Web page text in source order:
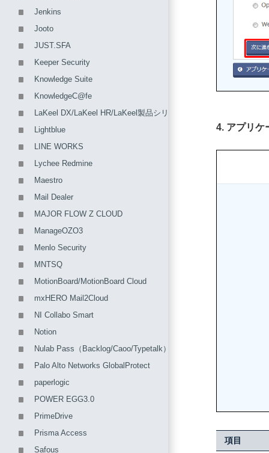
4. アプリケ
項目
Jenkins
Jooto
JUST.SFA
Keeper Security
Knowledge Suite
KnowledgeC@fe
LaKeel DX/LaKeel HR/LaKeel製品シリーズ
Lightblue
LINE WORKS
Lychee Redmine
Maestro
Mail Dealer
MAJOR FLOW Z CLOUD
ManageOZO3
Menlo Security
MNTSQ
MotionBoard/MotionBoard Cloud
mxHERO Mail2Cloud
NI Collabo Smart
Notion
Nulab Pass（Backlog/Caoo/Typetalk）
Palo Alto Networks GlobalProtect
paperlogic
POWER EGG3.0
PrimeDrive
Prisma Access
Safous